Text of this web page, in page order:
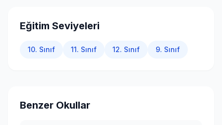
Eğitim Seviyeleri
10. Sınıf 11. Sınıf 12. Sınıf 9. Sınıf
Benzer Okullar